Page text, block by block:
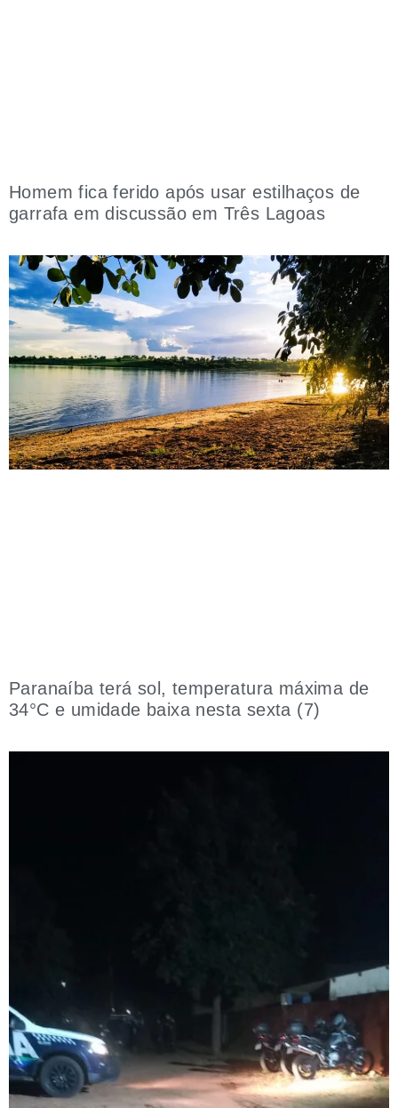
Homem fica ferido após usar estilhaços de
garrafa em discussão em Três Lagoas
Paranaíba terá sol, temperatura máxima de
34°C e umidade baixa nesta sexta (7)